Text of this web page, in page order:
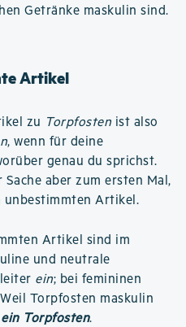
Getränke maskulin sind.
Artikel
zu Torpfosten ist also
, wenn für deine
genau du sprichst.
aber zum ersten Mal,
Artikel.
Artikel sind im
und neutrale
ein; bei femininen
Torpfosten maskulin
ein Torpfosten.